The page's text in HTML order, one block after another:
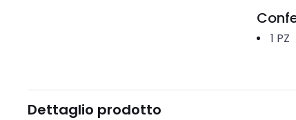
1 PZ
Dettaglio prodotto